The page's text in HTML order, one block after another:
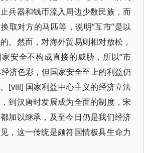
兵器和钱币流入周边少数民族，而
取对方的马匹等，说明“互市”是以
。然而，对海外贸易则相对放松，
安全不构成直接的威胁，所以“市
经济色彩，但国家安全至上的利益仍
[viii] 国家利益中心主义的经济立法
到汉唐时发展成为全面的制度，宋
加以继承，及至今日仍是我们经济
，这一传统是颇符国情极具生命力